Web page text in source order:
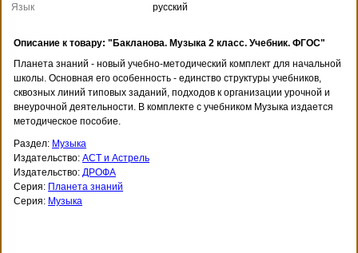
Язык
русский
Описание к товару: "Бакланова. Музыка 2 класс. Учебник. ФГОС"
Планета знаний - новый учебно-методический комплект для начальной
школы. Основная его особенность - единство структуры учебников,
сквозных линий типовых заданий, подходов к организации урочной и
внеурочной деятельности. В комплекте с учебником Музыка издается
методическое пособие.
Раздел: Музыка
Издательство: АСТ и Астрель
Издательство: ДРОФА
Серия: Планета знаний
Серия: Музыка